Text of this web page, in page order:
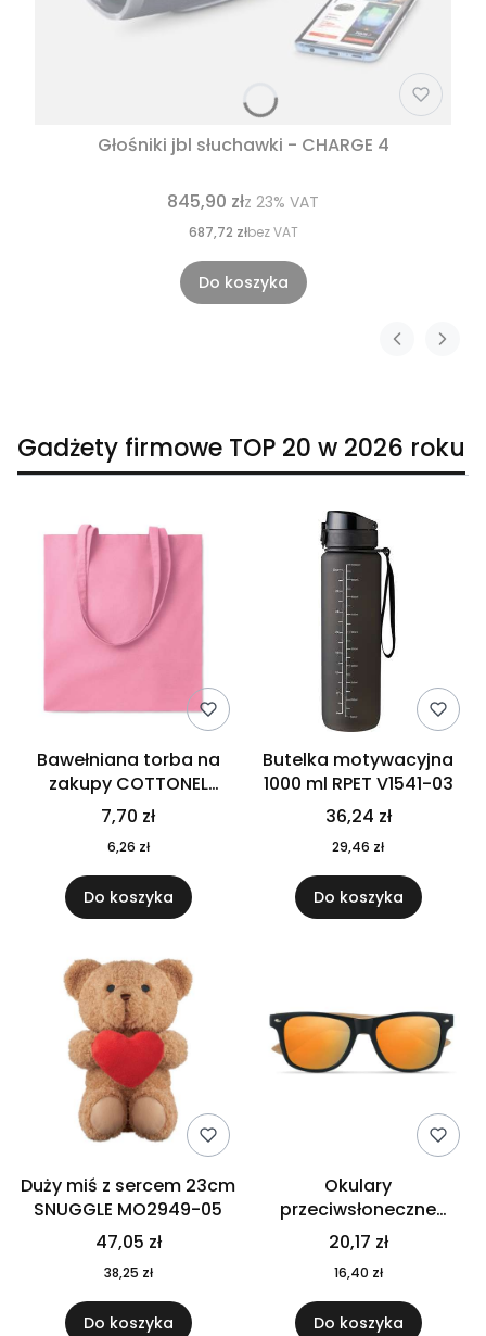
Głośniki jbl słuchawki - CHARGE 4
845,90 złz 23% VAT
687,72 złbez VAT
Do koszyka
Gadżety firmowe TOP 20 w 2026 roku
Bawełniana torba na
zakupy COTTONEL
COLOUR++ MO9846-11
7,70 zł
6,26 zł
Do koszyka
Butelka motywacyjna
1000 ml RPET V1541-03
36,24 zł
29,46 zł
Do koszyka
Duży miś z sercem 23cm
SNUGGLE MO2949-05
47,05 zł
38,25 zł
Do koszyka
Okulary
przeciwsłoneczne
CALIFORNIA TOUCH
MO9617-10
20,17 zł
16,40 zł
Do koszyka